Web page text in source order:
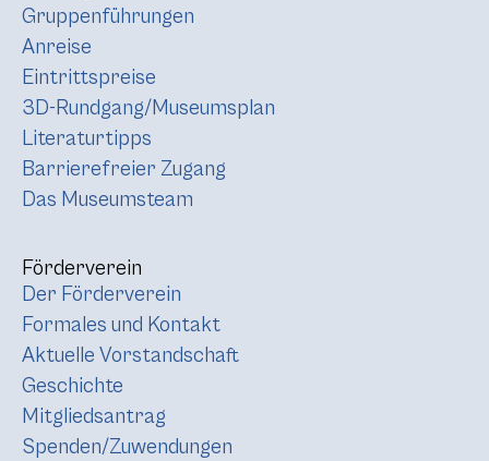
Gruppenführungen
Anreise
Eintrittspreise
3D-Rundgang/Museumsplan
Literaturtipps
Barrierefreier Zugang
Das Museumsteam
Förderverein
Der Förderverein
Formales und Kontakt
Aktuelle Vorstandschaft
Geschichte
Mitgliedsantrag
Spenden/Zuwendungen